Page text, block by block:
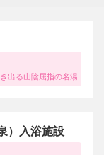
出る山陰屈指の名湯
）入浴施設